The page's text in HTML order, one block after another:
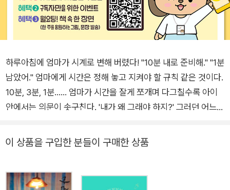
하루아침에 엄마가 시계로 변해 버렸다! "10분 내로 준비해." "1분
남았어." 엄마에게 시간은 정해 놓고 지켜야 할 규칙 같은 것이다.
10분, 3분, 1분…… 엄마가 시간을 잘게 쪼개며 다그칠수록 아이
안에서는 의문이 솟구친다. '내가 왜 그래야 하지?' 그러던 어느
변해 버리다니. 아이는 여느 때와 다르게 '천천히' 밥을 먹고 '느긋
에게는 '그저 지각일 뿐', 기이한 변화가 가져다준 아침 시간은 평
이 상품을 구입한 분들이 구매한 상품